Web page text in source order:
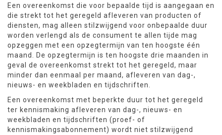
Een overeenkomst die voor bepaalde tijd is aangegaan en
die strekt tot het geregeld afleveren van producten of
diensten, mag alleen stilzwijgend voor onbepaalde duur
worden verlengd als de consument te allen tijde mag
opzeggen met een opzegtermijn van ten hoogste één
maand. De opzegtermijn is ten hoogste drie maanden in
geval de overeenkomst strekt tot het geregeld, maar
minder dan eenmaal per maand, afleveren van dag-,
nieuws- en weekbladen en tijdschriften.
Een overeenkomst met beperkte duur tot het geregeld
ter kennismaking afleveren van dag-, nieuws- en
weekbladen en tijdschriften (proef- of
kennismakingsabonnement) wordt niet stilzwijgend